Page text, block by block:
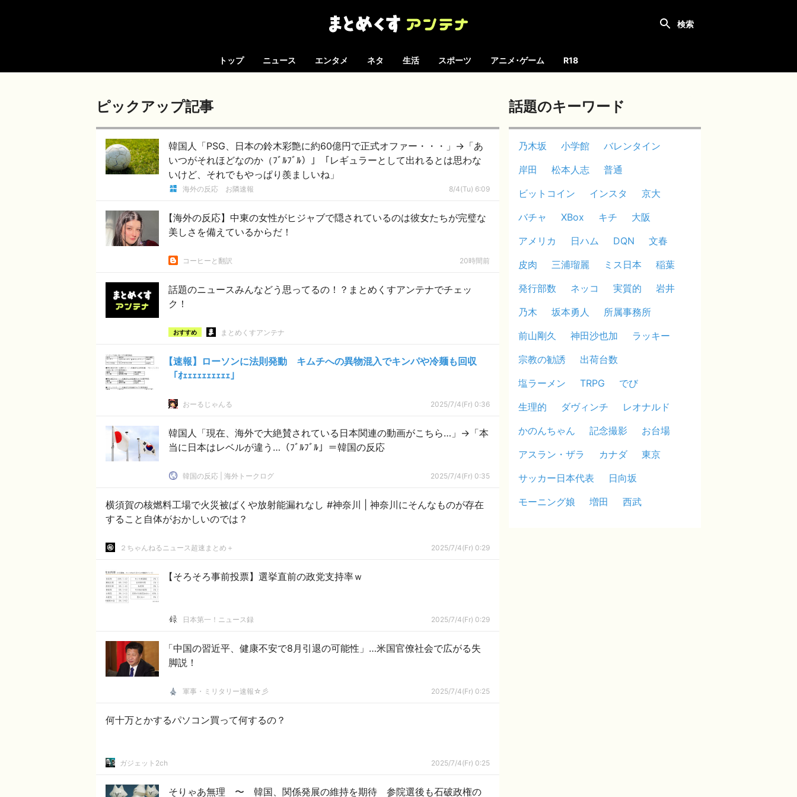
トップ ニュース エンタメ ネタ 生活 スポーツ アニメ･ゲーム R18
ピックアップ記事
韓国人「PSG、日本の鈴木彩艶に約60億円で正式オファー・・・」→「あ
いつがそれほどなのか（ﾌﾞﾙﾌﾞﾙ）」「レギュラーとして出れるとは思わな
いけど、それでもやっぱり羨ましいね」
海外の反応 お隣速報 8/4(Tu) 6:09
【海外の反応】中東の女性がヒジャブで隠されているのは彼女たちが完璧な
美しさを備えているからだ！
コーヒーと翻訳 20時間前
話題のニュースみんなどう思ってるの！？まとめくすアンテナでチェッ
ク！
おすすめ まとめくすアンテナ
【速報】ローソンに法則発動 キムチへの異物混入でキンパや冷麺も回収
「ｵｪｪｪｪｪｪｪｪｪｪ」
おーるじゃんる 2025/7/4(Fr) 0:36
韓国人「現在、海外で大絶賛されている日本関連の動画がこちら…」→「本
当に日本はレベルが違う…（ﾌﾞﾙﾌﾞﾙ」＝韓国の反応
韓国の反応 | 海外トークログ 2025/7/4(Fr) 0:35
横須賀の核燃料工場で火災被ばくや放射能漏れなし #神奈川 | 神奈川にそんなものが存在
すること自体がおかしいのでは？
２ちゃんねるニュース超速まとめ＋ 2025/7/4(Fr) 0:29
【そろそろ事前投票】選挙直前の政党支持率ｗ
日本第一！ニュース録 2025/7/4(Fr) 0:29
「中国の習近平、健康不安で8月引退の可能性」…米国官僚社会で広がる失
脚説！
軍事・ミリタリー速報☆彡 2025/7/4(Fr) 0:25
何十万とかするパソコン買って何するの？
ガジェット2ch 2025/7/4(Fr) 0:25
そりゃあ無理 〜 韓国、関係発展の維持を期待 参院選後も石破政権の
話題のキーワード
乃木坂 小学館
バレンタイン
岸田
松本人志
普通
ビットコイン
インスタ
京大
バチャ
XBox キチ
大阪
アメリカ
日ハム DQN
文春
皮肉
三浦瑠麗 ミス日本
稲葉
発行部数
ネッコ 実質的
岩井
乃木
坂本勇人
所属事務所
前山剛久
神田沙也加
ラッキー
宗教の勧誘
出荷台数
塩ラーメン
TRPG
でび
生理的
ダヴィンチ
レオナルド
かのんちゃん
記念撮影
お台場
アスラン・ザラ
カナダ
東京
サッカー日本代表
日向坂
モーニング娘
増田 西武